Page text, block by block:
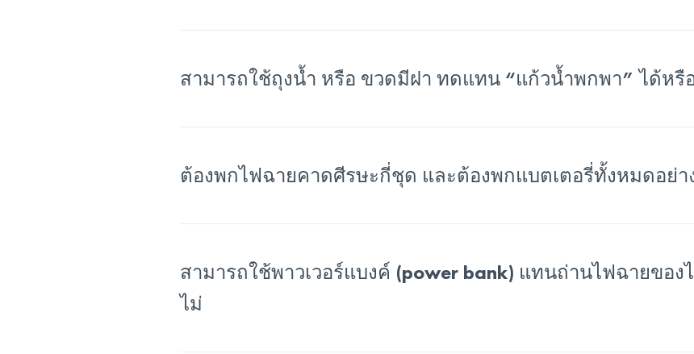
สามารถใช้ถุงน้ำ หรือ ขวดมีฝา ทดแทน “แก้วน้ำพกพา” ได้หรื
ต้องพกไฟฉายคาดศีรษะกี่ชุด และต้องพกแบตเตอรี่ทั้งหมดอ
สามารถใช้พาวเวอร์แบงค์ (power bank) แทนถ่านไฟฉายขอ
ไม่